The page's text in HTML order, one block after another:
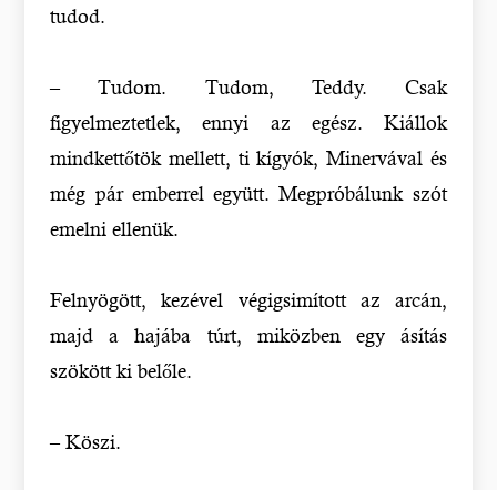
tudod.
– Tudom. Tudom, Teddy. Csak
figyelmeztetlek, ennyi az egész. Kiállok
mindkettőtök mellett, ti kígyók, Minervával és
még pár emberrel együtt. Megpróbálunk szót
emelni ellenük.
Felnyögött, kezével végigsimított az arcán,
majd a hajába túrt, miközben egy ásítás
szökött ki belőle.
– Köszi.